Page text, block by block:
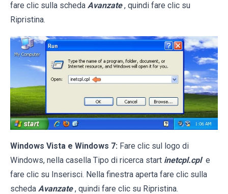
fare clic sulla scheda Avanzate , quindi fare clic su
Ripristina.
Windows Vista e Windows 7: Fare clic sul logo di
Windows, nella casella Tipo di ricerca start inetcpl.cpl e
fare clic su Inserisci. Nella finestra aperta fare clic sulla
scheda Avanzate , quindi fare clic su Ripristina.